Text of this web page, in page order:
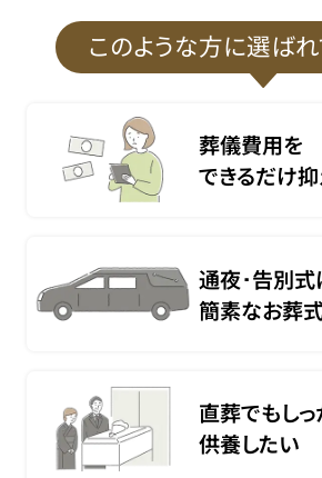
このような方に選ば
葬儀費用を
できるだけ
通夜･告別式
簡素なお葬
直葬でもしっ
供養したい